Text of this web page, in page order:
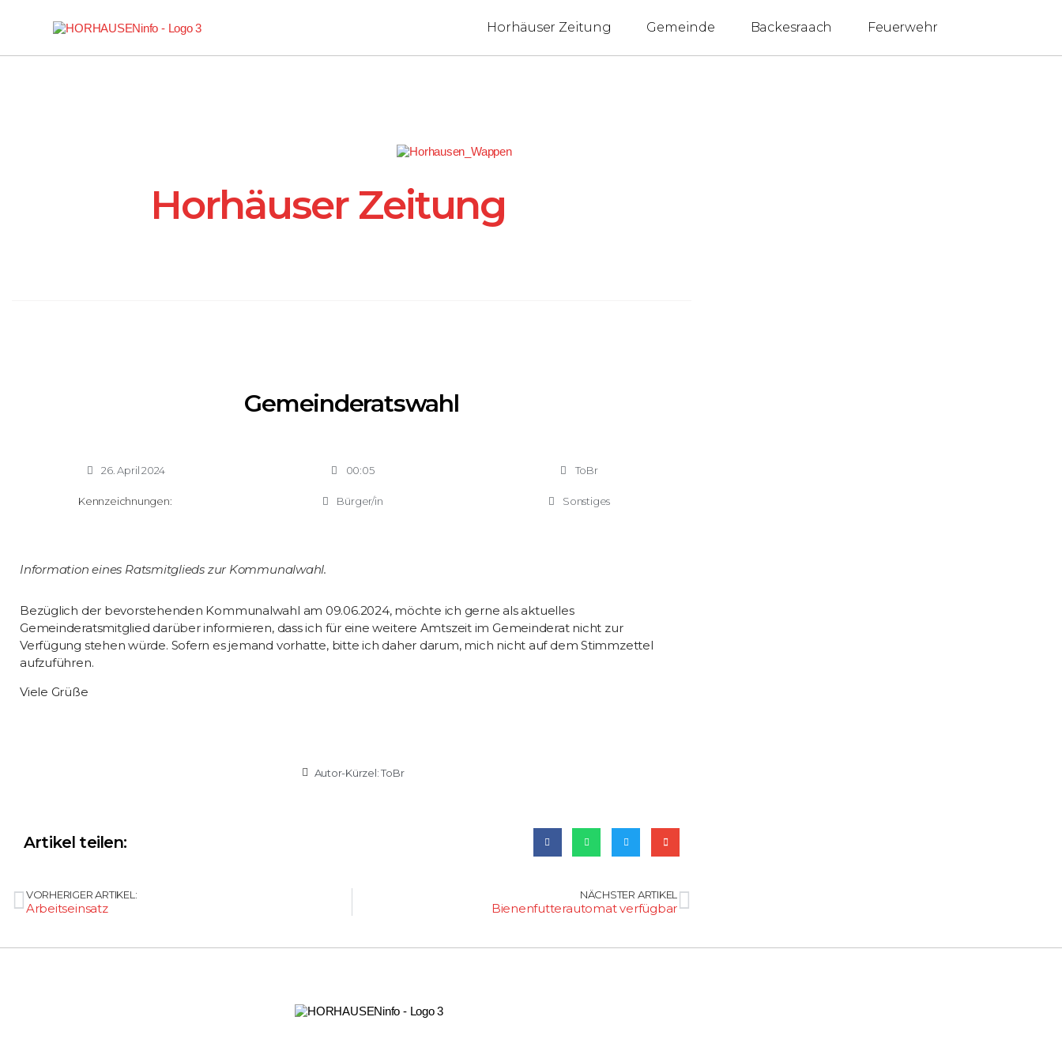
Horhäuser Zeitung Gemeinde Backesraach Feuerwehr
Horhäuser Zeitung
Gemeinderatswahl
26. April 2024 00:05 ToBr
Kennzeichnungen: Bürger/in Sonstiges
Information eines Ratsmitglieds zur Kommunalwahl.
Bezüglich der bevorstehenden Kommunalwahl am 09.06.2024, möchte ich gerne als aktuelles
Gemeinderatsmitglied darüber informieren, dass ich für eine weitere Amtszeit im Gemeinderat nicht zur
Verfügung stehen würde. Sofern es jemand vorhatte, bitte ich daher darum, mich nicht auf dem Stimmzettel
aufzuführen.
Viele Grüße
Autor-Kürzel:ToBr
Artikel teilen:
VORHERIGER ARTIKEL:
Arbeitseinsatz
NÄCHSTER ARTIKEL
Bienenfutterautomat verfügbar